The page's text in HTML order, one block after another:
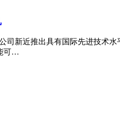
司新近推出具有国际先进技术
可…